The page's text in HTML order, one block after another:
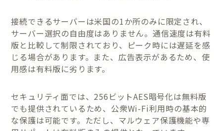
接続できるサーバーは米国の1か所のみに限定され、
サーバー選択の自由度はありません。通信速度は有料
版と比較して制限されており、ピーク時には遅延を感
じる場合があります。また、広告表示があるため、使
用感は有料版に劣ります。
セキュリティ面では、256ビットAES暗号化は無料版
でも提供されているため、公衆Wi-Fi利用時の基本的
な保護は可能です。ただし、マルウェア保護機能や専